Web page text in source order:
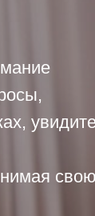
свою